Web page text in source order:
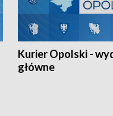
Kurier Opolski -
główne